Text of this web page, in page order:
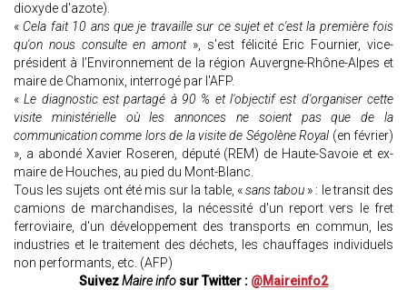
dioxyde d'azote).
« Cela fait 10 ans que je travaille sur ce sujet et c'est la première fois
qu'on nous consulte en amont », s'est félicité Eric Fournier, vice-
président à l’Environnement de la région Auvergne-Rhône-Alpes et
maire de Chamonix, interrogé par l'AFP.
«Le diagnostic est partagé à 90 % et l'objectif est d'organiser cette
visite ministérielle où les annonces ne soient pas que de la
communication comme lors de la visite de Ségolène Royal (en février)
», a abondé Xavier Roseren, député (REM) de Haute-Savoie et ex-
maire de Houches, au pied du Mont-Blanc.
Tous les sujets ont été mis sur la table, «sans tabou » : le transit des
camions de marchandises, la nécessité d'un report vers le fret
ferroviaire, d'un développement des transports en commun, les
industries et le traitement des déchets, les chauffages individuels
non performants, etc. (AFP)
SuivezMaire info sur Twitter : @Maireinfo2